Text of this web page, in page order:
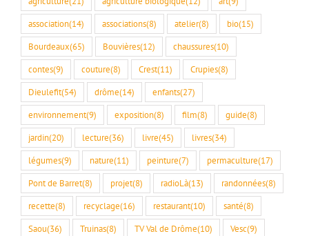
association(14) associations(8) atelier(8) bio(15)
Bourdeaux(65) Bouvières(12) chaussures(10)
contes(9) couture(8) Crest(11) Crupies(8)
Dieulefit(54) drôme(14) enfants(27)
environnement(9) exposition(8) film(8) guide(8)
jardin(20) lecture(36) livre(45) livres(34)
légumes(9) nature(11) peinture(7) permaculture(17)
Pont de Barret(8) projet(8) radioLà(13) randonnées(8)
recette(8) recyclage(16) restaurant(10) santé(8)
Saou(36) Truinas(8) TV Val de Drôme(10) Vesc(9)